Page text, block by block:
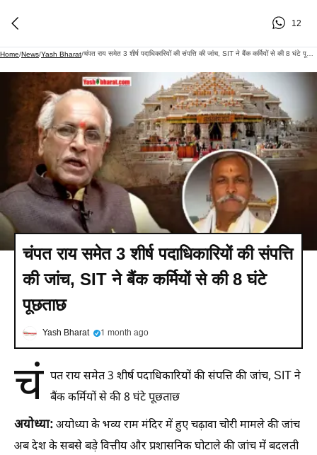
12
Home/News/Yash Bharat/
चंपत राय समेत 3 शीर्ष पदाधिकारियों की संपत्ति
की जांच, SIT ने बैंक कर्मियों से की 8 घंटे
पूछताछ
Yash Bharat 1 month ago
चं पत राय समेत 3 शीर्ष पदाधिकारियों की संपत्ति की जांच, SIT ने
बैंक कर्मियों से की 8 घंटे पूछताछ
अयोध्या:अयोध्या के भव्य राम मंदिर में हुए चढ़ावा चोरी मामले की जांच
अब देश के सबसे बड़े वित्तीय और प्रशासनिक घोटाले की जांच में बदलती